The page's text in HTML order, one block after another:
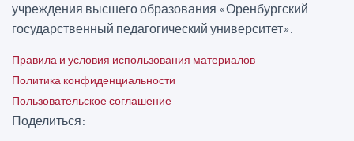
учреждения высшего образования «Оренбургский
государственный педагогический университет».
Правила и условия использования материалов
Политика конфиденциальности
Пользовательское соглашение
Поделиться: